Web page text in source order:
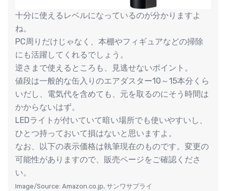
十分に使えるレベルになっているのが分かりますよ
ね。
PC周りだけじゃなく、本棚やフィギュアなどの掃除
にも活躍してくれるでしょう。
逆さまで使えるところも、見逃せないポイント。
値段は一般的な缶入りのエアダスター10～15本分くら
いだし、電気代を含めても、元を取るのにそう時間は
かからないはず。
LEDライトが付いていて暗い場所でも使いやすいし、
ひとつ持っておいて損はないと思いますよ。
なお、以下の表示価格は執筆現在のものです。変更の
可能性がありますので、販売ページをご確認くださ
い。
Image/Source: Amazon.co.jp, サンワサプライ